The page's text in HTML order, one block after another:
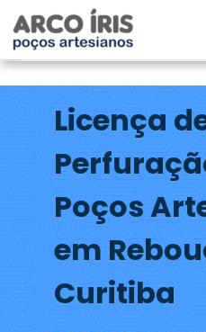
Licença
Poços
em
Curitiba